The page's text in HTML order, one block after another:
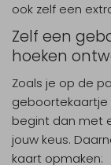
ook zelf een
Zelf een
hoeken
Zoals je op de
geboortekaartje
begint dan met
jouw keus.
kaart opmaken: